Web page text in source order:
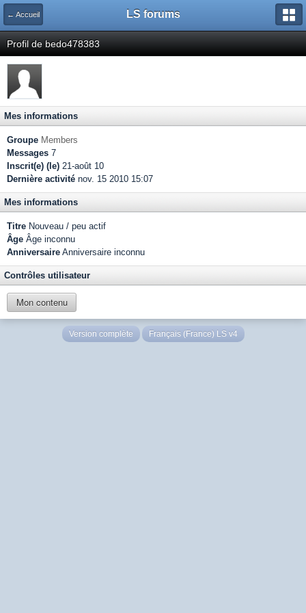
← Accueil LS forums
Profil de bedo478383
Mes informations
Groupe Members
Messages 7
Inscrit(e) (le) 21-août 10
Dernière activité nov. 15 2010 15:07
Mes informations
Titre Nouveau / peu actif
Âge Âge inconnu
Anniversaire Anniversaire inconnu
Contrôles utilisateur
Mon contenu
Version complète Français (France) LS v4